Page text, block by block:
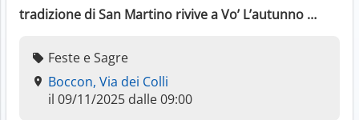
tradizione di San Martino rivive a Vo’ L’autunno …
Feste e Sagre
Boccon, Via dei Colli
il 09/11/2025 dalle 09:00